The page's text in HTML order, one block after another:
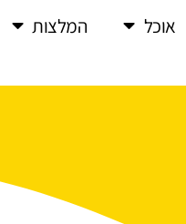
אוכל המלצות